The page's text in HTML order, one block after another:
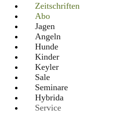
Zeitschriften
Abo
Jagen
Angeln
Hunde
Kinder
Keyler
Sale
Seminare
Hybrida
Service